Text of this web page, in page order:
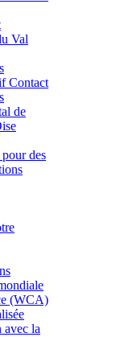
Val
Contact
de
des
(WCA)
avec la